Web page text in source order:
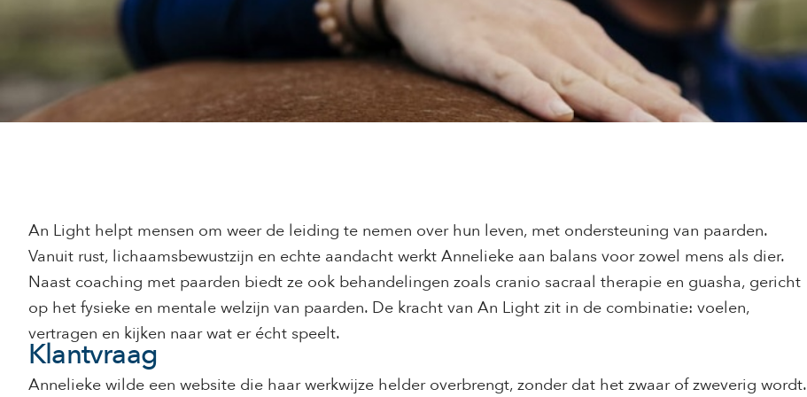
An Light helpt mensen om weer de leiding te nemen over hun leven, met ondersteuning van paarden.
Vanuit rust, lichaamsbewustzijn en echte aandacht werkt Annelieke aan balans voor zowel mens als dier.
Naast coaching met paarden biedt ze ook behandelingen zoals cranio sacraal therapie en guasha, gericht
op het fysieke en mentale welzijn van paarden. De kracht van An Light zit in de combinatie: voelen,
vertragen en kijken naar wat er écht speelt.
Klantvraag
Annelieke wilde een website die haar werkwijze helder overbrengt, zonder dat het zwaar of zweverig wordt.